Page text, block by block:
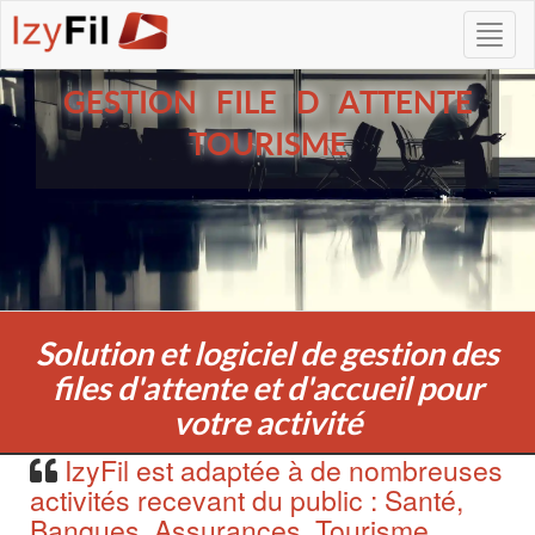
GESTION FILE D ATTENTE
TOURISME
Solution et logiciel de gestion des
files d'attente et d'accueil pour
votre activité
IzyFil est adaptée à de nombreuses
activités recevant du public : Santé,